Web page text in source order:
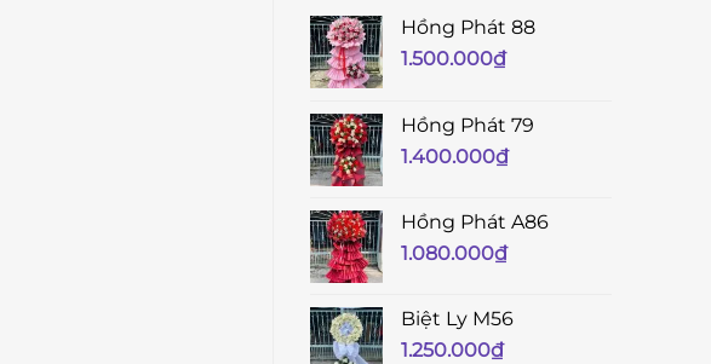
Hồng Phát 88
1.500.000₫
Hồng Phát 79
1.400.000₫
Hồng Phát A86
1.080.000₫
Biệt Ly M56
1.250.000₫